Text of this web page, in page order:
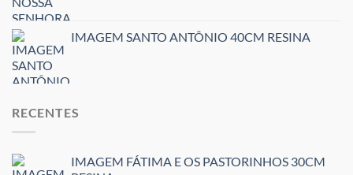
IMAGEM SANTO ANTÔNIO 40CM RESINA
RECENTES
IMAGEM FÁTIMA E OS PASTORINHOS 30CM